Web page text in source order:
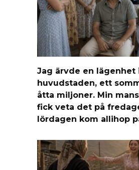
Jag ärvde en lägenhet
huvudstaden, ett
åtta miljoner. Min
fick veta det på
lördagen kom allihop